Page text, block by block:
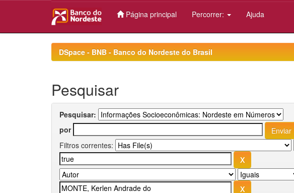
Página principal Percorrer: Ajuda
DSpace - BNB - Banco do Nordeste do Brasil
Pesquisar
Pesquisar:
por
Filtros correntes: